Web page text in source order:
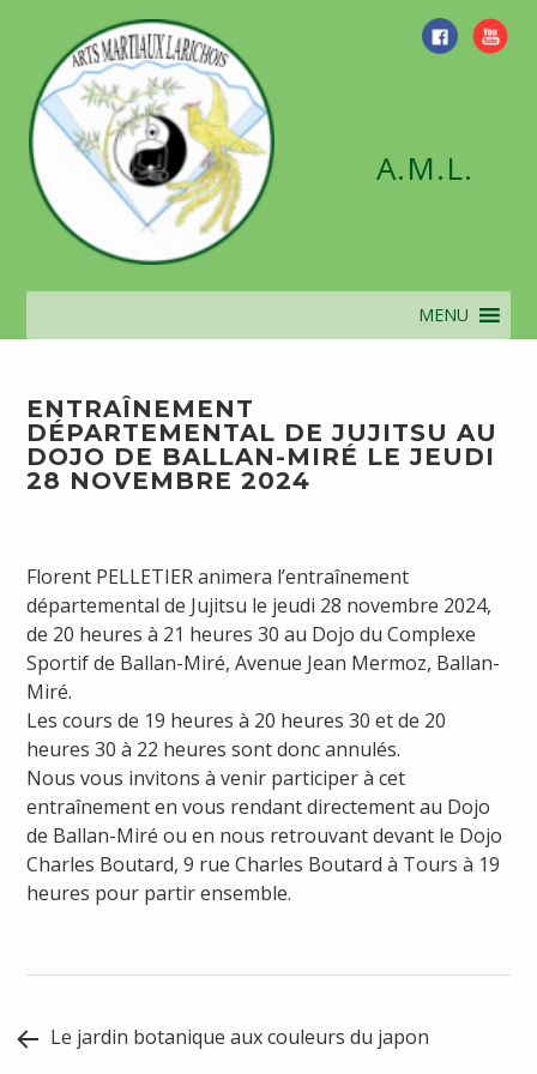
content
A.M.L.
MENU
ENTRAÎNEMENT
DÉPARTEMENTAL DE JUJITSU AU
DOJO DE BALLAN-MIRÉ LE JEUDI
28 NOVEMBRE 2024
Florent PELLETIER animera l’entraînement
départemental de Jujitsu le jeudi 28 novembre 2024,
de 20 heures à 21 heures 30 au Dojo du Complexe
Sportif de Ballan-Miré, Avenue Jean Mermoz, Ballan-
Miré.
Les cours de 19 heures à 20 heures 30 et de 20
heures 30 à 22 heures sont donc annulés.
Nous vous invitons à venir participer à cet
entraînement en vous rendant directement au Dojo
de Ballan-Miré ou en nous retrouvant devant le Dojo
Charles Boutard, 9 rue Charles Boutard à Tours à 19
heures pour partir ensemble.
PostLe jardin botanique aux couleurs du japon